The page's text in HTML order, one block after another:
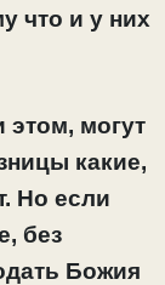
что и у них
могут
какие,
Но если
без
Божия